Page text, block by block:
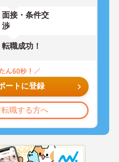
面接・条件交
渉
転職成功！
ートに登録
職する方へ